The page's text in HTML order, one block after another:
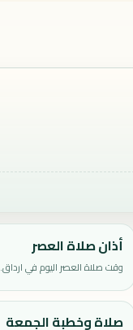
أذان صلاة العصر
وقت صلاة العصر اليوم في ارداق.
صلاة وخطبة الجمعة